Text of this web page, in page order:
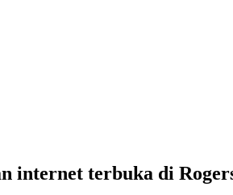
internet terbuka di